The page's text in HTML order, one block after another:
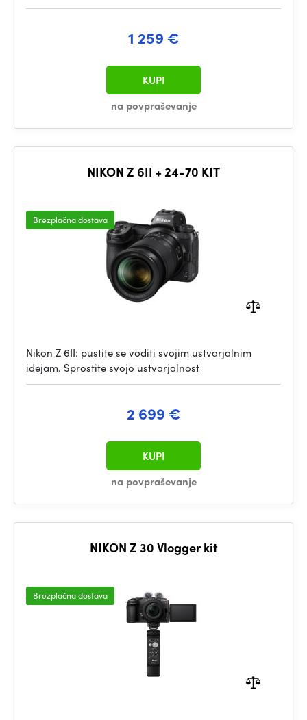
1 259 €
na povpraševanje
KUPI
NIKON Z 6II + 24-70 KIT
Brezplačna dostava
Nikon Z 6II: pustite se voditi svojim ustvarjalnim
idejam. Sprostite svojo ustvarjalnost
2 699 €
na povpraševanje
KUPI
NIKON Z 30 Vlogger kit
Brezplačna dostava